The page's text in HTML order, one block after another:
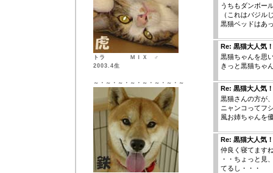
トラ ＭＩＸ ♂
2003.4生
～・～・～・～・～・～・～・～
うちもダンボー
（これはバジル
黒猫ベッドはあ
Re: 黒猫大人気！
黒猫ちゃんを思
きっと黒猫ちゃ
Re: 黒猫大人気！
黒猫さんの方が
ニャンコってフ
風お姉ちゃんを
Re: 黒猫大人気！
仲良く寝てます
・・ちょっと見
てるし・・・